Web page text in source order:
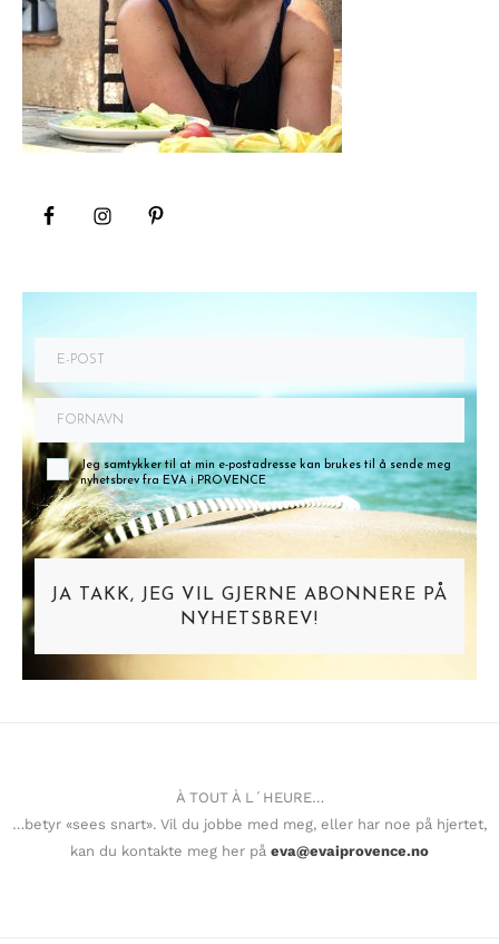
Jeg samtykker til at min e-postadresse kan brukes til å sende meg
nyhetsbrev fra EVA i PROVENCE
JA TAKK, JEG VIL GJERNE ABONNERE PÅ
NYHETSBREV!
À TOUT À L´HEURE…
…betyr «sees snart». Vil du jobbe med meg, eller har noe på hjertet,
kan du kontakte meg her på eva@evaiprovence.no